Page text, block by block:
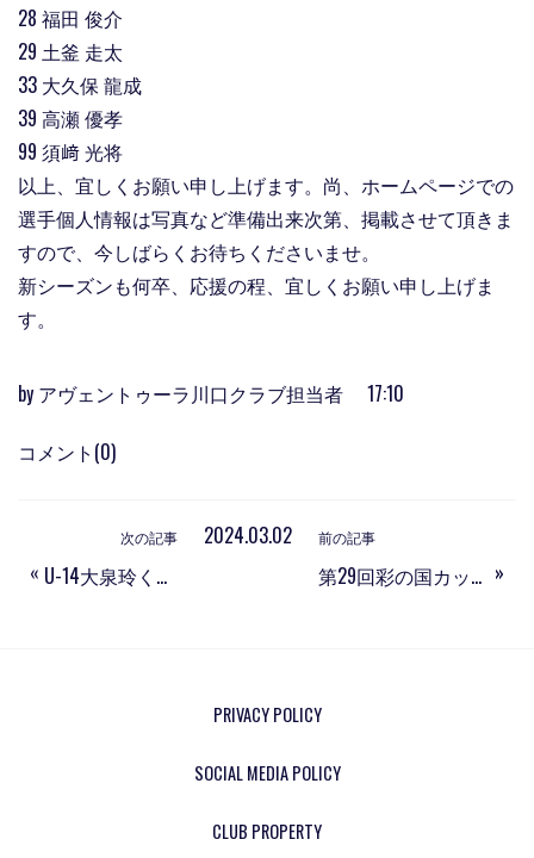
28 福田 俊介
29 土釜 走太
33 大久保 龍成
39 高瀬 優孝
99 須﨑 光将
以上、宜しくお願い申し上げます。尚、ホームページでの
選手個人情報は写真など準備出来次第、掲載させて頂きま
すので、今しばらくお待ちくださいませ。
新シーズンも何卒、応援の程、宜しくお願い申し上げま
す。
by アヴェントゥーラ川口クラブ担当者 17:10
コメント(0)
次の記事
« U-14大泉玲くんが埼玉県トレセンの練習に参加
2024.03.02 前の記事
第29回彩の国カップ埼玉県選手権大会 社会人トーナメントエントリーメンバーについて »
PRIVACY POLICY
SOCIAL MEDIA POLICY
CLUB PROPERTY